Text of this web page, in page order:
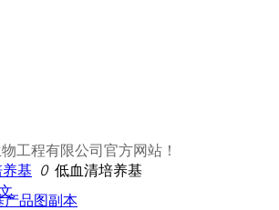
工程有限公司官方网站！
基 ꄲ 低血清培养基